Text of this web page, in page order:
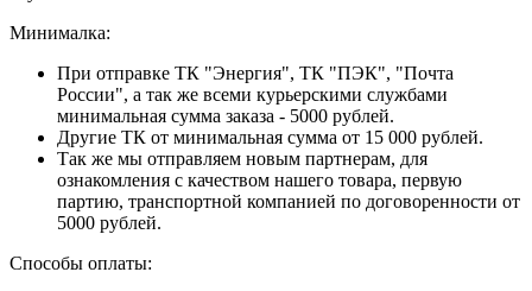
Минималка:
При отправке ТК "Энергия", ТК "ПЭК", "Почта
России", а так же всеми курьерскими службами
минимальная сумма заказа - 5000 рублей.
Другие ТК от минимальная сумма от 15 000 рублей.
Так же мы отправляем новым партнерам, для
ознакомления с качеством нашего товара, первую
партию, транспортной компанией по договоренности от
5000 рублей.
Способы оплаты: